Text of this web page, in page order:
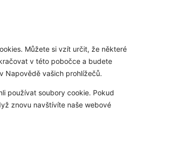
Můžete si vzít určit, že některé
v této pobočce a budete
Napovědě vašich prohlížečů.
používat soubory cookie. Pokud
znovu navštívíte naše webové